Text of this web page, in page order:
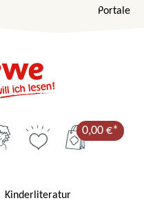
Portale
0,00 €*
Kinderliteratur